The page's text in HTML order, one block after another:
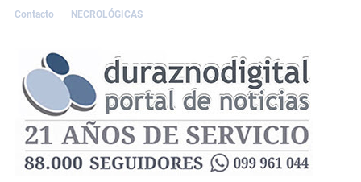
Contacto NECROLÓGICAS